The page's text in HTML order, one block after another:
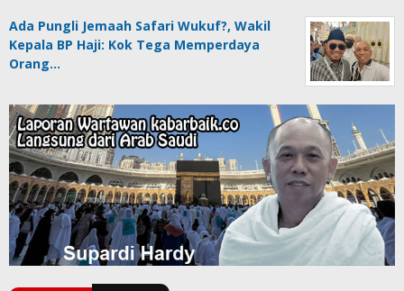
Ada Pungli Jemaah Safari Wukuf?, Wakil
Kepala BP Haji: Kok Tega Memperdaya
Orang…